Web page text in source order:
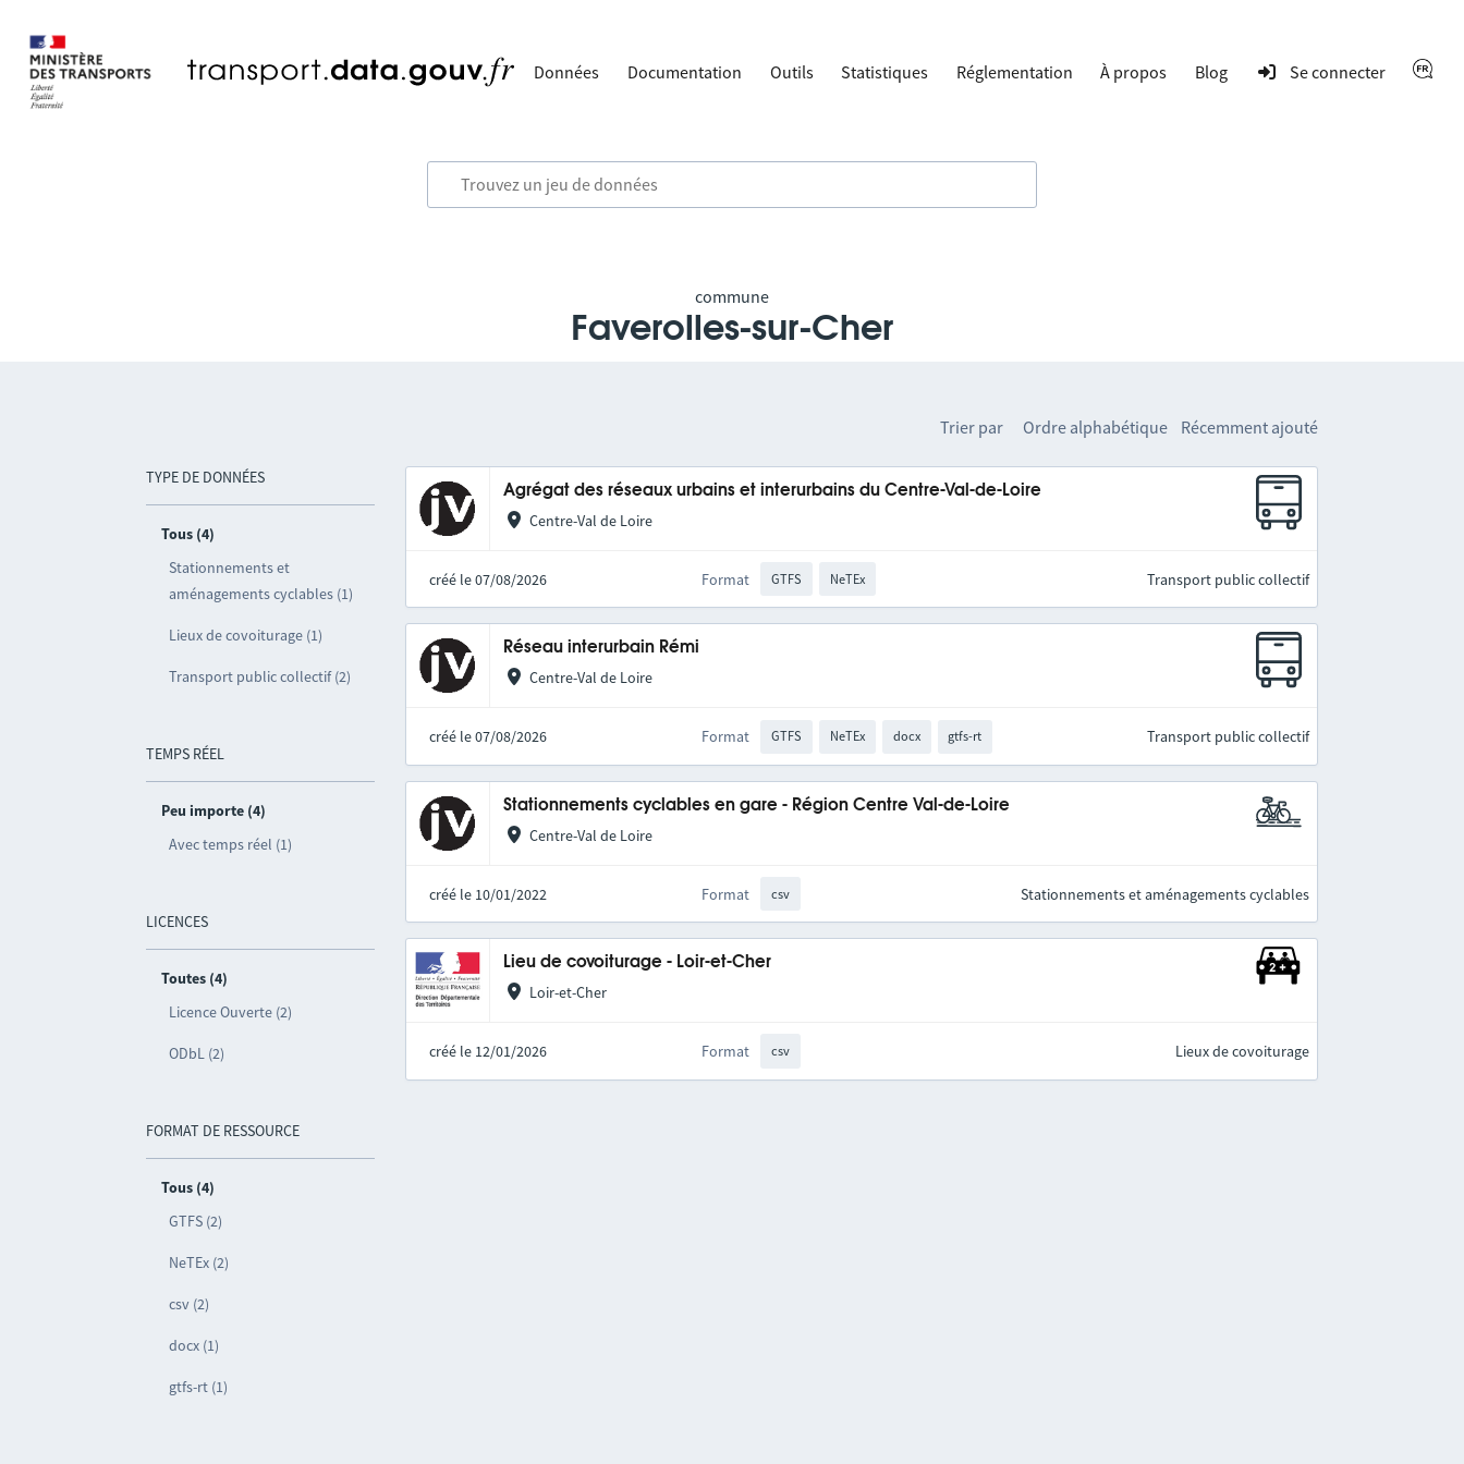
Données Documentation Outils Statistiques Réglementation À propos Blog Se connecter
commune
Faverolles-sur-Cher
TYPE DE DONNÉES
Tous (4)
Stationnements et
aménagements cyclables (1)
Lieux de covoiturage (1)
Transport public collectif (2)
TEMPS RÉEL
Peu importe (4)
Avec temps réel (1)
LICENCES
Toutes (4)
Licence Ouverte (2)
ODbL (2)
FORMAT DE RESSOURCE
Tous (4)
GTFS (2)
NeTEx (2)
csv (2)
docx (1)
gtfs-rt (1)
Trier par Ordre alphabétique Récemment ajouté
Agrégat des réseaux urbains et interurbains du Centre-Val-de-Loire
Centre-Val de Loire
créé le 07/08/2026 Format GTFS NeTEx Transport public collectif
Réseau interurbain Rémi
Centre-Val de Loire
créé le 07/08/2026 Format GTFS NeTEx docx gtfs-rt Transport public collectif
Stationnements cyclables en gare - Région Centre Val-de-Loire
Centre-Val de Loire
créé le 10/01/2022 Format csv Stationnements et aménagements cyclables
Lieu de covoiturage - Loir-et-Cher
Loir-et-Cher
créé le 12/01/2026 Format csv Lieux de covoiturage